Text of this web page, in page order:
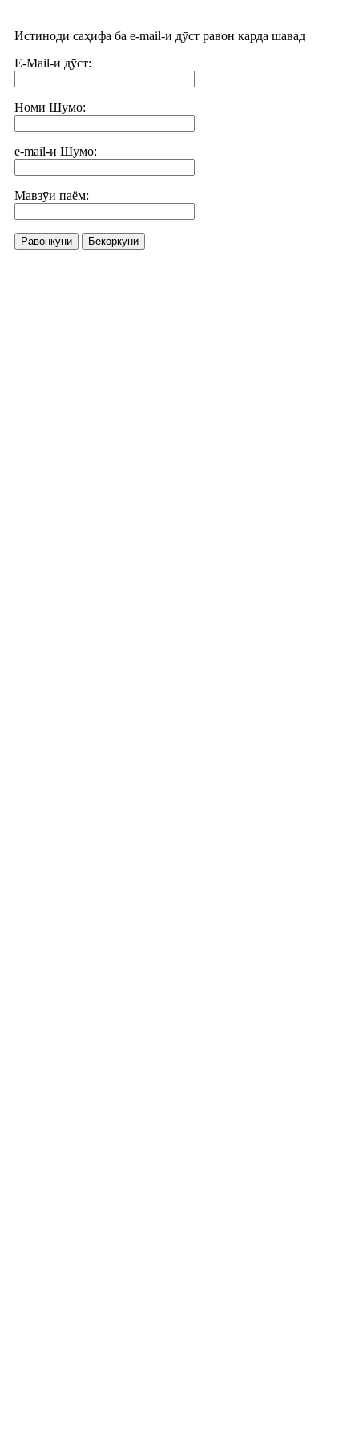
Истиноди саҳифа ба e-mail-и дӯст равон карда шавад
E-Mail-и дӯст:
Номи Шумо:
e-mail-и Шумо:
Мавзӯи паём:
Равонкунӣ Бекоркунӣ